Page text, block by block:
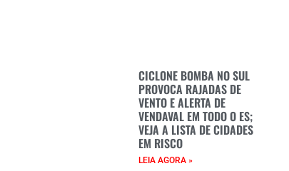
CICLONE BOMBA NO SUL
PROVOCA RAJADAS DE
VENTO E ALERTA DE
VENDAVAL EM TODO O ES;
VEJA A LISTA DE CIDADES
EM RISCO
LEIA AGORA »